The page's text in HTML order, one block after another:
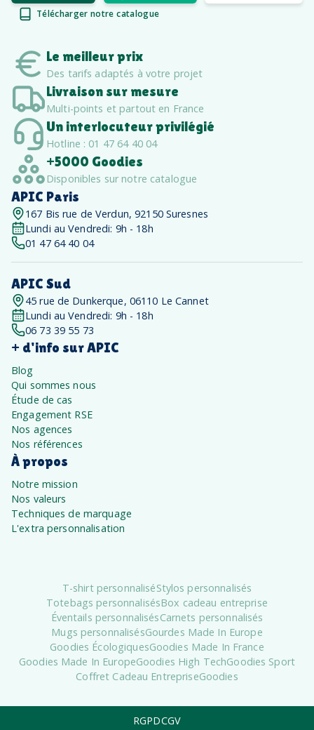
Télécharger notre catalogue
Le meilleur prix
Des tarifs adaptés à votre projet
Livraison sur mesure
Multi-points et partout en France
Un interlocuteur privilégié
Hotline : 01 47 64 40 04
+5000 Goodies
Disponibles sur notre catalogue
APIC Paris
167 Bis rue de Verdun, 92150 Suresnes
Lundi au Vendredi: 9h - 18h
01 47 64 40 04
APIC Sud
45 rue de Dunkerque, 06110 Le Cannet
Lundi au Vendredi: 9h - 18h
06 73 39 55 73
+ d'info sur APIC
Blog
Qui sommes nous
Étude de cas
Engagement RSE
Nos agences
Nos références
À propos
Notre mission
Nos valeurs
Techniques de marquage
L'extra personnalisation
T-shirt personnaliséStylos personnalisés
Totebags personnalisésBox cadeau entreprise
Éventails personnalisésCarnets personnalisés
Mugs personnalisésGourdes Made In Europe
Goodies ÉcologiquesGoodies Made In France
Goodies Made In EuropeGoodies High TechGoodies Sport
Coffret Cadeau EntrepriseGoodies
RGPDCGV